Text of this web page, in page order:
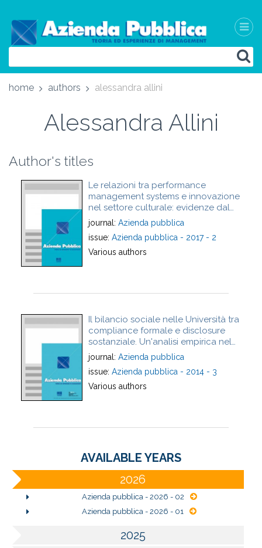
home authors alessandra allini
Alessandra Allini
Author's titles
Le relazioni tra performance
management systems e innovazione
nel settore culturale: evidenze dal
Herculaneum Conservation Project
journal: Azienda pubblica
issue: Azienda pubblica - 2017 - 2
Various authors
Il bilancio sociale nelle Università tra
compliance formale e disclosure
sostanziale. Un'analisi empirica nel
contesto italiano
journal: Azienda pubblica
issue: Azienda pubblica - 2014 - 3
Various authors
AVAILABLE YEARS
2026
Azienda pubblica - 2026 - 02
Azienda pubblica - 2026 - 01
2025